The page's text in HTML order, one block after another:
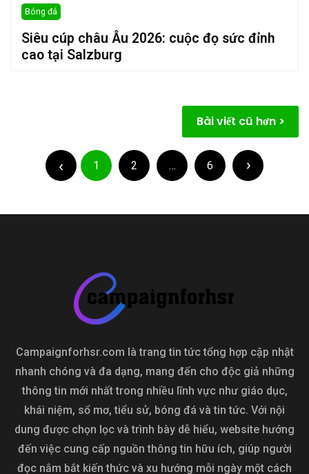
Bóng đá
Siêu cúp châu Âu 2026: cuộc đọ sức đỉnh
cao tại Salzburg
Bài viết cũ hơn
1 2 … 6
Campaignforhsr.com là trang tin tức tổng hợp cập nhật
nhanh chóng và đa dạng, mang đến cho độc giả những
thông tin mới nhất trong nhiều lĩnh vực như giáo dục,
khái niệm, sổ mơ, tiểu sử, bóng đá và tin tức. Với nội
dung được chọn lọc và trình bày dễ hiểu, website hướng
đến việc cung cấp nguồn thông tin hữu ích, giúp người
đọc nắm bắt kiến thức và xu hướng mỗi ngày một cách